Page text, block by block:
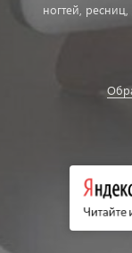
ногтей,